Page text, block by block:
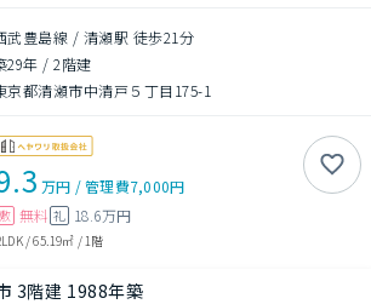
武豊島線 / 清瀬駅 徒歩21分
29年 /2階建
京都清瀬市中清戸５丁目175-1
万円 /管理費7,000円
敷 無料 礼 18.6万円
/65.19㎡ /1階
3階建 1988年築